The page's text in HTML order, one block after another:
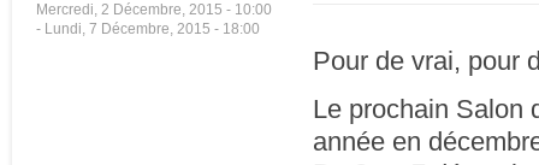
Mercredi, 2 Décembre, 2015 - 10:00
-
Lundi, 7 Décembre, 2015 - 18:00
Pour de vrai, pour
Le prochain Salon
année en